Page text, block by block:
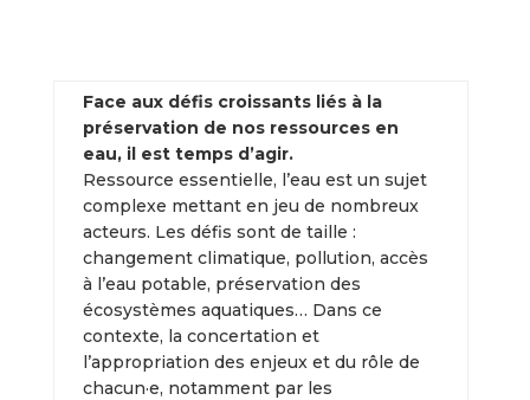
Face aux défis croissants liés à la
préservation de nos ressources en
eau, il est temps d’agir.
Ressource essentielle, l’eau est un sujet
complexe mettant en jeu de nombreux
acteurs. Les défis sont de taille :
changement climatique, pollution, accès
à l’eau potable, préservation des
écosystèmes aquatiques… Dans ce
contexte, la concertation et
l’appropriation des enjeux et du rôle de
chacun·e, notamment par les